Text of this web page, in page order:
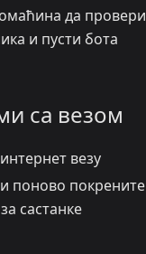
да провери
и пусти бота
са везом
везу
поново покрените
састанке